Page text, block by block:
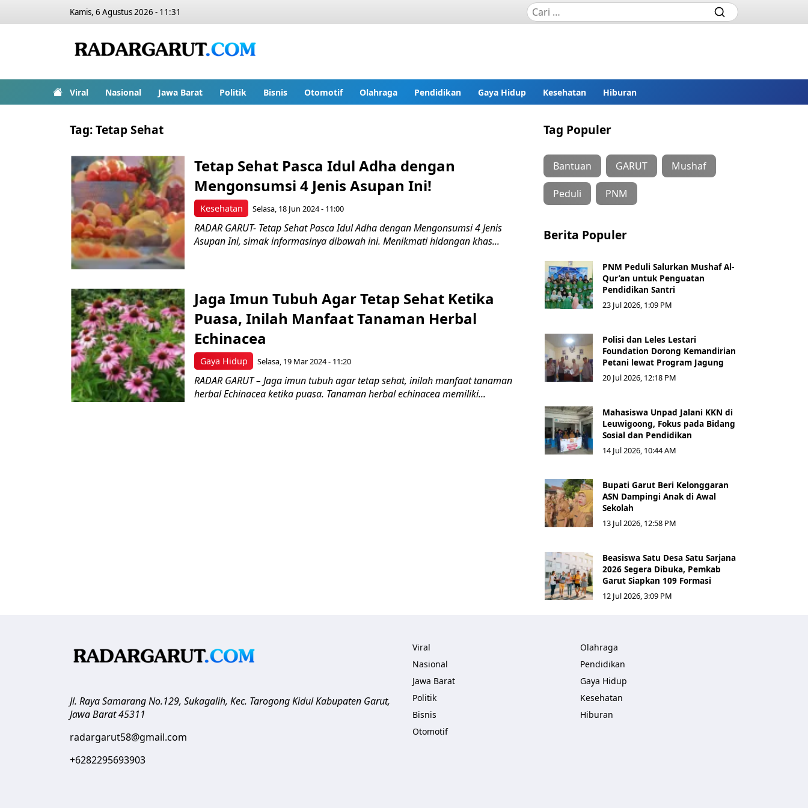
Kamis, 6 Agustus 2026 - 11:31
Viral Nasional Jawa Barat Politik Bisnis Otomotif Olahraga Pendidikan Gaya Hidup Kesehatan Hiburan
Tag:Tetap Sehat
Kesehatan
Tetap Sehat Pasca Idul Adha dengan
Mengonsumsi 4 Jenis Asupan Ini!
Selasa, 18 Jun 2024 - 11:00
RADAR GARUT- Tetap Sehat Pasca Idul Adha dengan Mengonsumsi 4 Jenis
Asupan Ini, simak informasinya dibawah ini. Menikmati hidangan khas...
Gaya Hidup
Jaga Imun Tubuh Agar Tetap Sehat Ketika
Puasa, Inilah Manfaat Tanaman Herbal
Echinacea
Selasa, 19 Mar 2024 - 11:20
RADAR GARUT – Jaga imun tubuh agar tetap sehat, inilah manfaat tanaman
herbal Echinacea ketika puasa. Tanaman herbal echinacea memiliki...
Tag Populer
Bantuan GARUT Mushaf
Peduli PNM
Berita Populer
PNM Peduli Salurkan Mushaf Al-
Qur’an untuk Penguatan
Pendidikan Santri
23 Jul 2026, 1:09 PM
Polisi dan Leles Lestari
Foundation Dorong Kemandirian
Petani lewat Program Jagung
20 Jul 2026, 12:18 PM
Mahasiswa Unpad Jalani KKN di
Leuwigoong, Fokus pada Bidang
Sosial dan Pendidikan
14 Jul 2026, 10:44 AM
Bupati Garut Beri Kelonggaran
ASN Dampingi Anak di Awal
Sekolah
13 Jul 2026, 12:58 PM
Beasiswa Satu Desa Satu Sarjana
2026 Segera Dibuka, Pemkab
Garut Siapkan 109 Formasi
12 Jul 2026, 3:09 PM
Jl. Raya Samarang No.129, Sukagalih, Kec. Tarogong KidulKabupaten Garut,
Jawa Barat45311
radargarut58@gmail.com
+6282295693903
Viral
Nasional
Jawa Barat
Politik
Bisnis
Otomotif
Olahraga
Pendidikan
Gaya Hidup
Kesehatan
Hiburan